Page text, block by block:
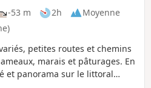
-53 m 2h
Moyenne
petites routes et chemins
marais et pâturages. En
et panorama sur le littoral